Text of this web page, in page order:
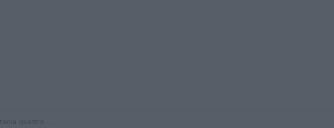
dell’immigrazione clandestina